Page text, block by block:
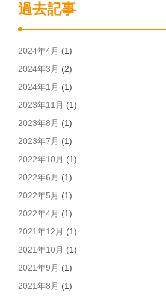
過去記事
2024年4月 (1)
2024年3月 (2)
2024年1月 (1)
2023年11月 (1)
2023年8月 (1)
2023年7月 (1)
2022年10月 (1)
2022年6月 (1)
2022年5月 (1)
2022年4月 (1)
2021年12月 (1)
2021年10月 (1)
2021年9月 (1)
2021年8月 (1)